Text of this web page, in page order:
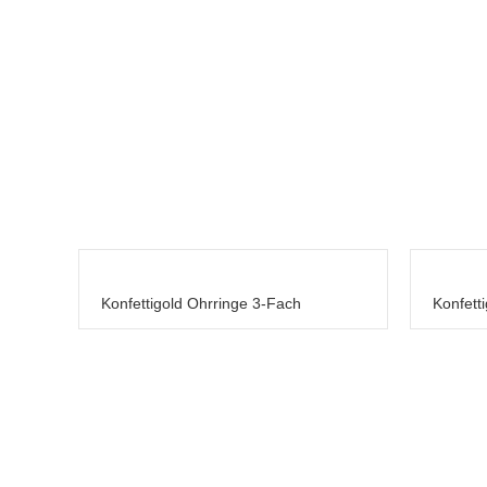
Konfettigold Ohrringe 3-Fach